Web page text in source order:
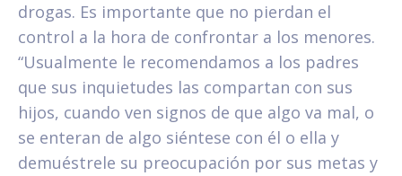
drogas. Es importante que no pierdan el
control a la hora de confrontar a los menores.
“Usualmente le recomendamos a los padres
que sus inquietudes las compartan con sus
hijos, cuando ven signos de que algo va mal, o
se enteran de algo siéntese con él o ella y
demuéstrele su preocupación por sus metas y